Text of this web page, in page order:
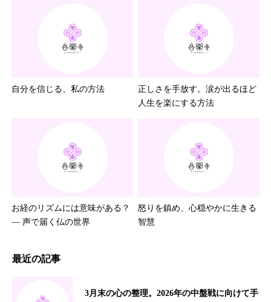
自分を信じる、私の方法
正しさを手放す。涙が出るほど
人生を楽にする方法
お経のリズムには意味がある？
― 声で届く仏の世界
怒りを鎮め、心穏やかに生きる
智慧
最近の記事
3月末の心の整理。2026年の中盤戦に向けて手